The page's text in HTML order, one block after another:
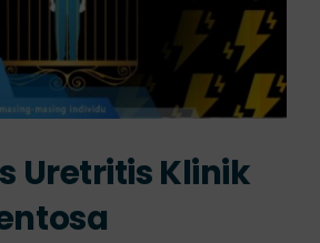
Uretritis Klinik